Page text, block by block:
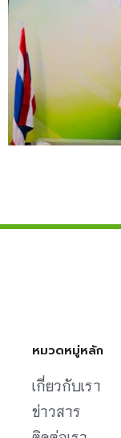
หมวดหมู่หลัก
เกี่ยวกับเรา
ข่าวสาร